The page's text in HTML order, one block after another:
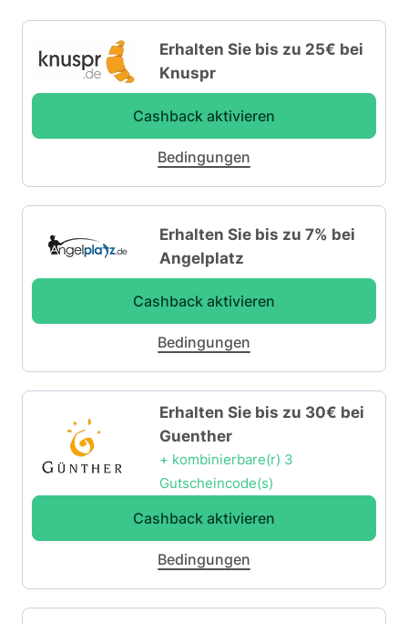
Erhalten Sie bis zu 25€ bei
Knuspr
Cashback aktivieren
Bedingungen
Erhalten Sie bis zu 7% bei
Angelplatz
Cashback aktivieren
Bedingungen
Erhalten Sie bis zu 30€ bei
Guenther
+ kombinierbare(r) 3
Gutscheincode(s)
Cashback aktivieren
Bedingungen